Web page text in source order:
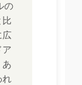
の
比
広
ア
あ
れ